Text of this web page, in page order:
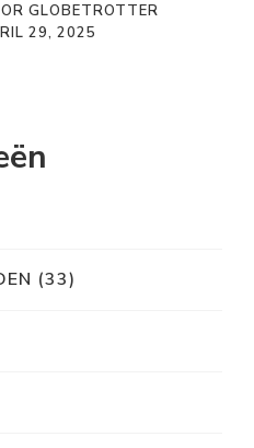
GLOBETROTTER
29, 2025
(33)